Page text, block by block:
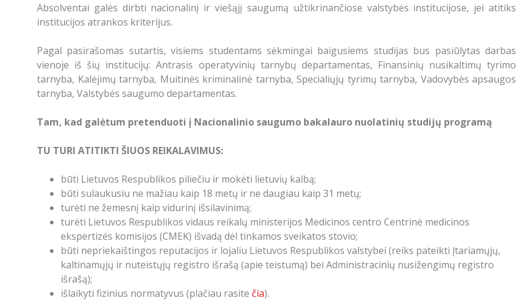
Absolventai galės dirbti nacionalinį ir viešąjį saugumą užtikrinančiose valstybės institucijose, jei atitiks
institucijos atrankos kriterijus.
Pagal pasirašomas sutartis, visiems studentams sėkmingai baigusiems studijas bus pasiūlytas darbas
vienoje iš šių institucijų: Antrasis operatyvinių tarnybų departamentas, Finansinių nusikaltimų tyrimo
tarnyba, Kalėjimų tarnyba, Muitinės kriminalinė tarnyba, Specialiųjų tyrimų tarnyba, Vadovybės apsaugos
tarnyba, Valstybės saugumo departamentas.
Tam, kad galėtum pretenduoti į Nacionalinio saugumo bakalauro nuolatinių studijų programą
TU TURI ATITIKTI ŠIUOS REIKALAVIMUS:
būti Lietuvos Respublikos piliečiu ir mokėti lietuvių kalbą;
būti sulaukusiu ne mažiau kaip 18 metų ir ne daugiau kaip 31 metų;
turėti ne žemesnį kaip vidurinį išsilavinimą;
turėti Lietuvos Respublikos vidaus reikalų ministerijos Medicinos centro Centrinė medicinos
ekspertizės komisijos (CMEK) išvadą dėl tinkamos sveikatos stovio;
būti nepriekaištingos reputacijos ir lojaliu Lietuvos Respublikos valstybei (reiks pateikti Įtariamųjų,
kaltinamųjų ir nuteistųjų registro išrašą (apie teistumą) bei Administracinių nusižengimų registro
išrašą);
išlaikyti fizinius normatyvus (plačiau rasite čia).